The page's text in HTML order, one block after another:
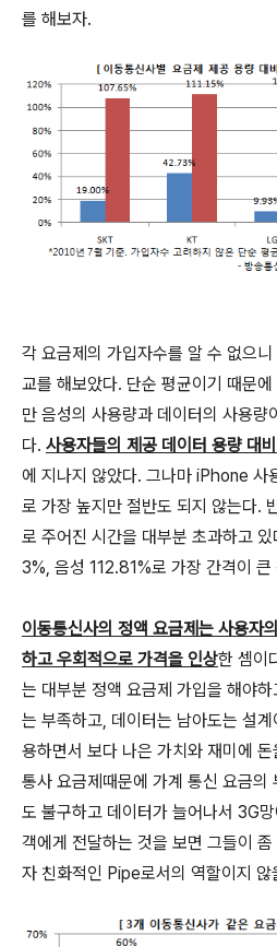
를 해보자.
각 요금제의 가입자수를 알 수 없으니
교를 해보았다. 단순 평균이기 때문에
만 음성의 사용량과 데이터의 사용량
다. 사용자들의 제공 데이터 용량 대
에 지나지 않았다. 그나마 iPhone
로 가장 높지만 절반도 되지 않는다.
로 주어진 시간을 대부분 초과하고
3%, 음성 112.81%로 가장 간격이 큰
이동통신사의 정액 요금제는 사용자
하고 우회적으로 가격을 인상한 셈이
는 대부분 정액 요금제 가입을 해야
는 부족하고, 데이터는 남아도는 설
용하면서 보다 나은 가치와 재미에 돈
통사 요금제때문에 가계 통신 요금의
도 불구하고 데이터가 늘어나서 3G
객에게 전달하는 것을 보면 그들이
자 친화적인 Pipe로서의 역할이지 않